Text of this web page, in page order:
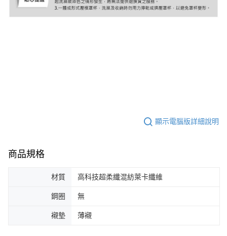
顯示電腦版詳細說明
商品規格
材質 高科技超柔纖混紡萊卡纖維
鋼圈 無
襯墊 薄襯